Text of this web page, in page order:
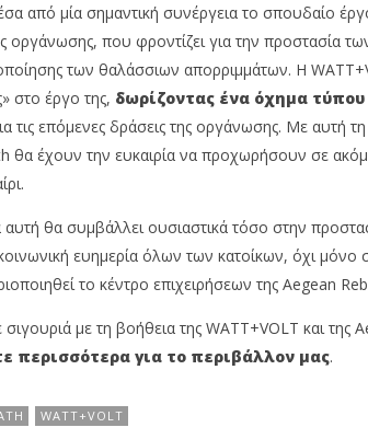
Rebreath:
θάλασσές
καινοτόμες
Στο δεύτερο στάδιο
μπαίνει το πρόγραμμα της
με την Aegean Rebreath
17/01/2022
press-
από μία σημαντική συνέργεια το σπουδαίο
οργάνωσης, που φροντίζει για την προστασία
των θαλάσσιων απορριμμάτων. Η
στο έργο της, δωρίζοντας ένα όχημα
τις επόμενες δράσεις της οργάνωσης. Με αυτή
θα έχουν την ευκαιρία να προχωρήσουν σε
θα συμβάλλει ουσιαστικά τόσο στην
ευημερία όλων των κατοίκων, όχι μόνο
το κέντρο επιχειρήσεων της Aegean
σιγουριά με τη βοήθεια της WATT+VOLT και
περισσότερα για το περιβάλλον μας.
WATT+VOLT